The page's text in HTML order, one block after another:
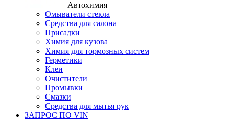
Автохимия
Омыватели стекла
Средства для салона
Присадки
Химия для кузова
Химия для тормозных систем
Герметики
Клеи
Очистители
Промывки
Смазки
Средства для мытья рук
ЗАПРОС ПО VIN